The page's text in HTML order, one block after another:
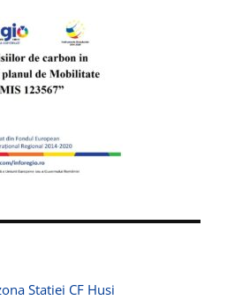
Statiei CF Husi